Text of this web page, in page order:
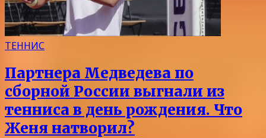
ТЕННИС
Партнера Медведева по
сборной России выгнали из
тенниса в день рождения. Что
Женя натворил?